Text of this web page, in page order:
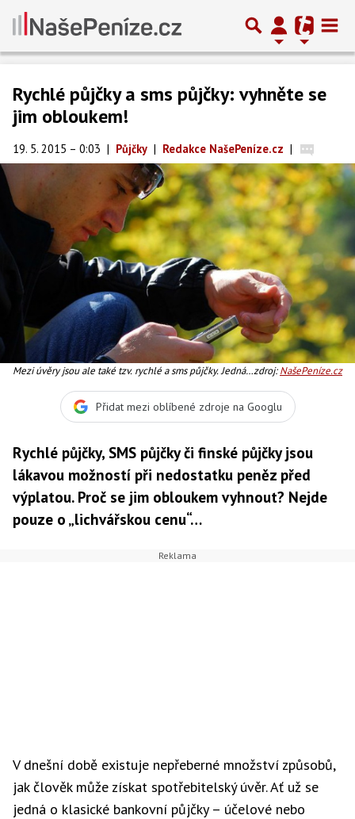
Rychlé půjčky a sms půjčky: vyhněte se
jim obloukem!
19. 5. 2015 – 0:03 | Půjčky | Redakce NašePeníze.cz |
Mezi úvěry jsou ale také tzv. rychlé a sms půjčky. Jedná
klient peníze obdržel co nejrychleji a nejsnadněji.
zdroj:NašePeníze.cz
Přidat mezi oblíbené zdroje na Googlu
Rychlé půjčky, SMS půjčky či finské půjčky jsou
lákavou možností při nedostatku peněz před
výplatou. Proč se jim obloukem vyhnout? Nejde
pouze o „lichvářskou cenu“…
V dnešní době existuje nepřeberné množství způsobů,
jak člověk může získat spotřebitelský úvěr. Ať už se
jedná o klasické bankovní půjčky – účelové nebo